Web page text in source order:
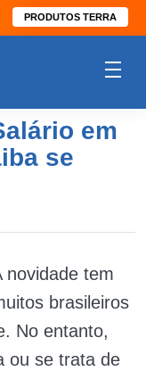
PRODUTOS TERRA
em
se
novidade tem
brasileiros
No entanto,
ou se trata de